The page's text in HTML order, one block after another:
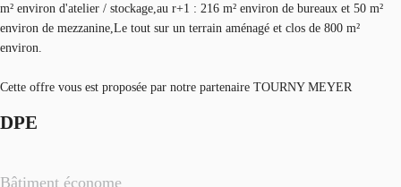
m² environ d'atelier / stockage,au r+1 : 216 m² environ de bureaux et 50 m²
environ de mezzanine,Le tout sur un terrain aménagé et clos de 800 m²
environ.
Cette offre vous est proposée par notre partenaire TOURNY MEYER
DPE
Bâtiment économe